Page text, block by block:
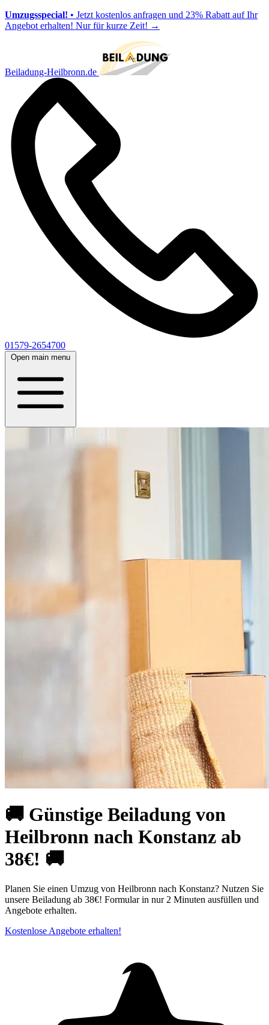
Umzugsspecial! • Jetzt kostenlos anfragen und 23% Rabatt auf Ihr
Angebot erhalten! Nur für kurze Zeit! →
Beiladung-Heilbronn.de
01579-2654700
Open main menu
🚚 Günstige Beiladung von
Heilbronn nach Konstanz ab
38€! 🚚
Planen Sie einen Umzug von Heilbronn nach Konstanz? Nutzen Sie
unsere Beiladung ab 38€! Formular in nur 2 Minuten ausfüllen und
Angebote erhalten.
Kostenlose Angebote erhalten!